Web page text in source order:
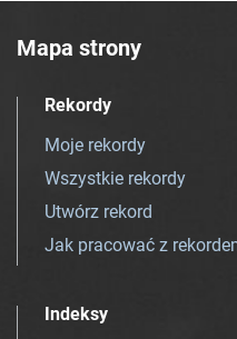
Mapa strony
Rekordy
Moje rekordy
Wszystkie rekordy
Utwórz rekord
Jak pracować z
Indeksy